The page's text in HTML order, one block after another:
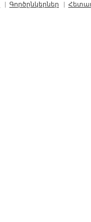
| Գործընկերներ |